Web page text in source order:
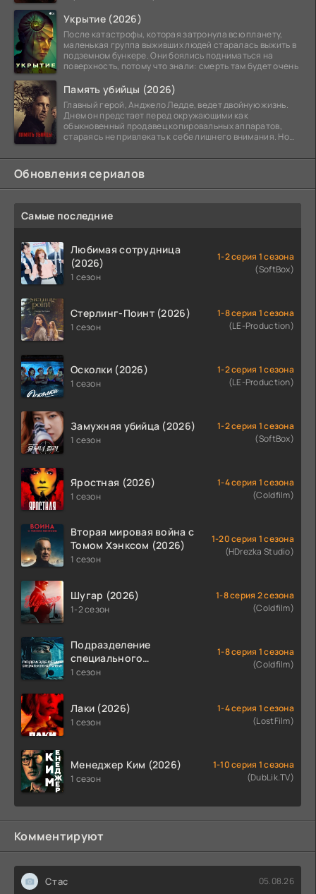
Укрытие (2026)
После катастрофы, которая затронула всю планету,
маленькая группа выживших людей старалась выжить в
подземном бункере. Они боялись подниматься на
поверхность, потому что знали: смерть там будет очень
Память убийцы (2026)
Главный герой, Анджело Ледде, ведет двойную жизнь.
Днем он предстает перед окружающими как
обыкновенный продавец копировальных аппаратов,
стараясь не привлекать к себе лишнего внимания. Но
Обновления сериалов
Самые последние
Любимая сотрудница
(2026)
1 сезон
1-2 серия 1 сезона
(SoftBox)
Стерлинг-Поинт (2026)
1 сезон
1-8 серия 1 сезона
(LE-Production)
Осколки (2026)
1 сезон
1-2 серия 1 сезона
(LE-Production)
Замужняя убийца (2026)
1 сезон
1-2 серия 1 сезона
(SoftBox)
Яростная (2026)
1 сезон
1-4 серия 1 сезона
(Coldfilm)
Вторая мировая война с
Томом Хэнксом (2026)
1 сезон
1-20 серия 1 сезона
(HDrezka Studio)
Шугар (2026)
1-2 сезон
1-8 серия 2 сезона
(Coldfilm)
Подразделение
специального
назначения (2026)
1 сезон
1-8 серия 1 сезона
(Coldfilm)
Лаки (2026)
1 сезон
1-4 серия 1 сезона
(LostFilm)
Менеджер Ким (2026)
1 сезон
1-10 серия 1 сезона
(DubLik.TV)
Комментируют
Стас 05.08.26